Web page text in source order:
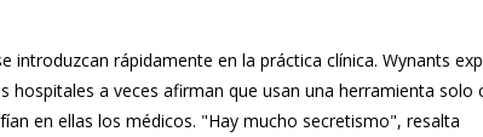
introduzcan rápidamente en la práctica clínica. Wynants
hospitales a veces afirman que usan una herramienta solo
en ellas los médicos. "Hay mucho secretismo", resalta